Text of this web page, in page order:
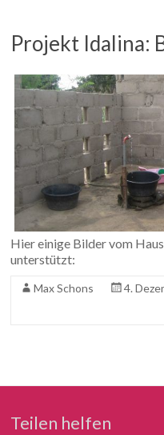
Projekt Idalina:
Hier einige Bilder vom
unterstützt:
Max Schons 4.
Teilen helfen